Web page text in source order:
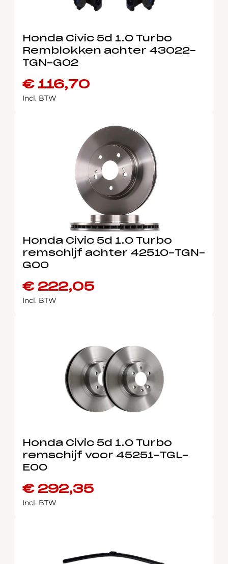
Honda Civic 5d 1.0 Turbo
Remblokken achter 43022-
TGN-G02
€116,70
Incl. BTW
Honda Civic 5d 1.0 Turbo
remschijf achter 42510-TGN-
G00
€222,05
Incl. BTW
Honda Civic 5d 1.0 Turbo
remschijf voor 45251-TGL-
E00
€292,35
Incl. BTW